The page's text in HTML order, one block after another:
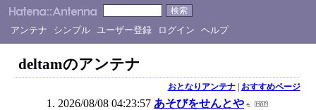
アンテナ シンプル ユーザー登録 ログイン ヘルプ
deltamのアンテナ
おとなりアンテナ| おすすめページ
2026/08/08 04:23:57 あそびをせんとや